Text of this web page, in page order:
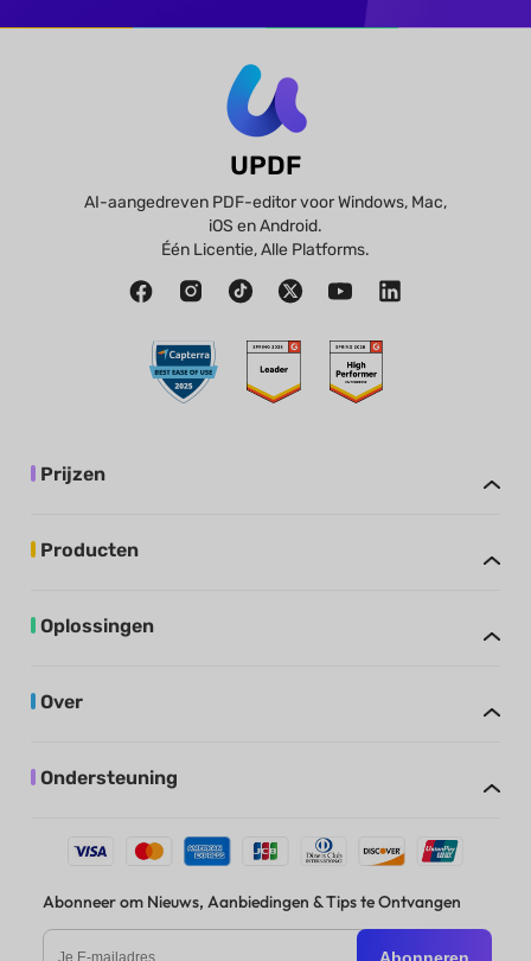
UPDF
AI-aangedreven PDF-editor voor Windows, Mac,
iOS en Android.
Één Licentie, Alle Platforms.
Prijzen
Producten
Oplossingen
Over
Ondersteuning
Abonneer om Nieuws, Aanbiedingen & Tips te Ontvangen